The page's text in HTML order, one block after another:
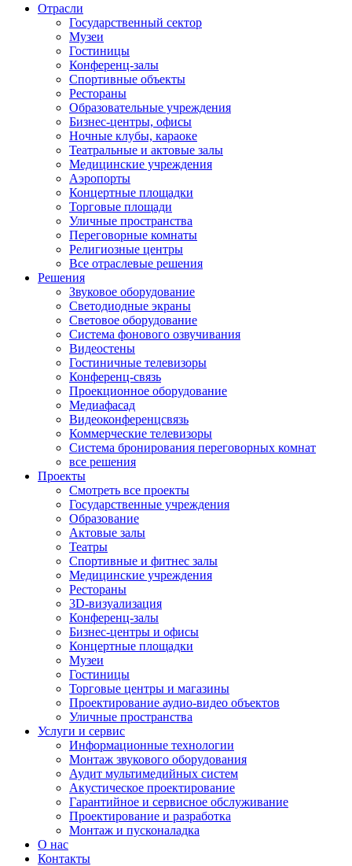
Отрасли
Государственный сектор
Музеи
Гостиницы
Конференц-залы
Спортивные объекты
Рестораны
Образовательные учреждения
Бизнес-центры, офисы
Ночные клубы, караоке
Театральные и актовые залы
Медицинские учреждения
Аэропорты
Концертные площадки
Торговые площади
Уличные пространства
Переговорные комнаты
Религиозные центры
Все отраслевые решения
Решения
Звуковое оборудование
Светодиодные экраны
Световое оборудование
Система фонового озвучивания
Видеостены
Гостиничные телевизоры
Конференц-связь
Проекционное оборудование
Медиафасад
Видеоконференцсвязь
Коммерческие телевизоры
Система бронирования переговорных комнат
все решения
Проекты
Смотреть все проекты
Государственные учреждения
Образование
Актовые залы
Театры
Спортивные и фитнес залы
Медицинские учреждения
Рестораны
3D-визуализация
Конференц-залы
Бизнес-центры и офисы
Концертные площадки
Музеи
Гостиницы
Торговые центры и магазины
Проектирование аудио-видео объектов
Уличные пространства
Услуги и сервис
Информационные технологии
Монтаж звукового оборудования
Аудит мультимедийных систем
Акустическое проектирование
Гарантийное и сервисное обслуживание
Проектирование и разработка
Монтаж и пусконаладка
О нас
Контакты